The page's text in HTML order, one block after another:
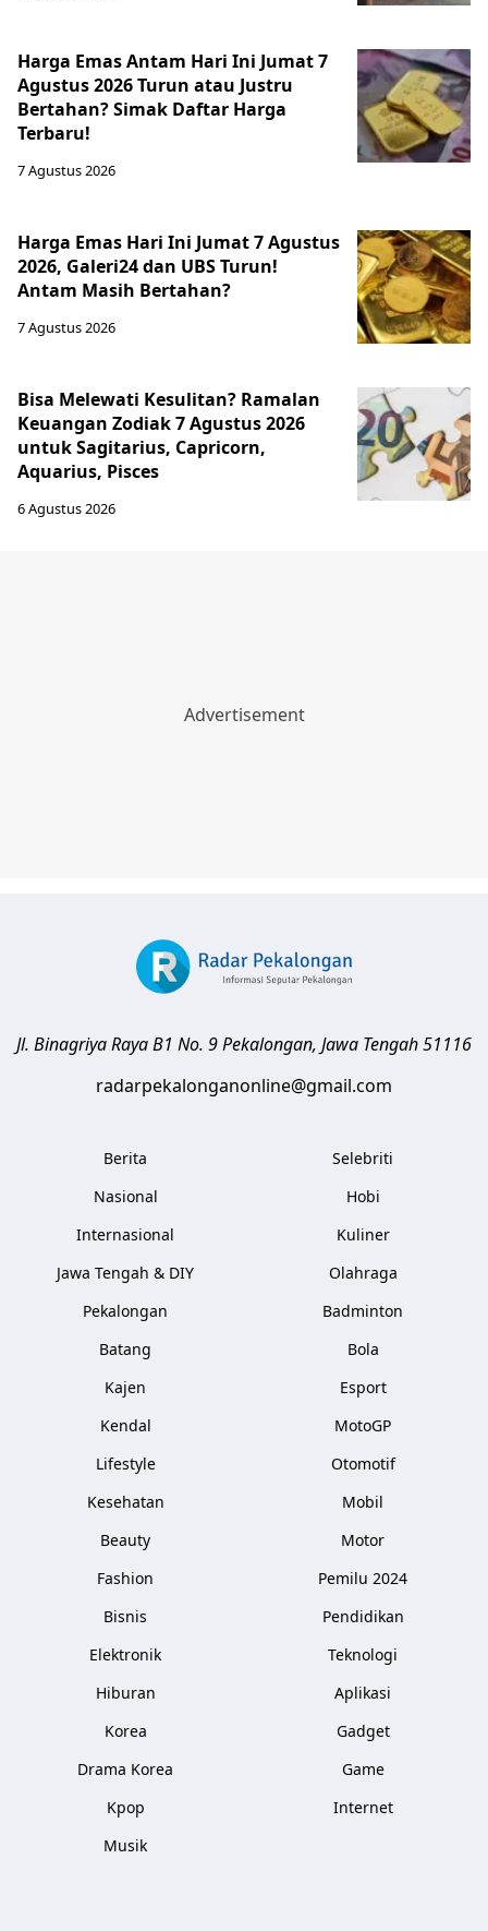
Harga Emas Antam Hari Ini Jumat 7
Agustus 2026 Turun atau Justru
Bertahan? Simak Daftar Harga
Terbaru!
7 Agustus 2026
Harga Emas Hari Ini Jumat 7 Agustus
2026, Galeri24 dan UBS Turun!
Antam Masih Bertahan?
7 Agustus 2026
Bisa Melewati Kesulitan? Ramalan
Keuangan Zodiak 7 Agustus 2026
untuk Sagitarius, Capricorn,
Aquarius, Pisces
6 Agustus 2026
Jl. Binagriya Raya B1 No. 9Pekalongan, Jawa Tengah51116
radarpekalonganonline@gmail.com
Berita
Nasional
Internasional
Jawa Tengah & DIY
Pekalongan
Batang
Kajen
Kendal
Lifestyle
Kesehatan
Beauty
Fashion
Bisnis
Elektronik
Hiburan
Korea
Drama Korea
Kpop
Musik
Selebriti
Hobi
Kuliner
Olahraga
Badminton
Bola
Esport
MotoGP
Otomotif
Mobil
Motor
Pemilu 2024
Pendidikan
Teknologi
Aplikasi
Gadget
Game
Internet